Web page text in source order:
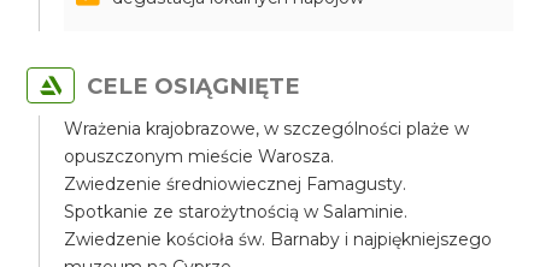
CELE OSIĄGNIĘTE
Wrażenia krajobrazowe, w szczególności plaże w
opuszczonym mieście Warosza.
Zwiedzenie średniowiecznej Famagusty.
Spotkanie ze starożytnością w Salaminie.
Zwiedzenie kościoła św. Barnaby i najpiękniejszego